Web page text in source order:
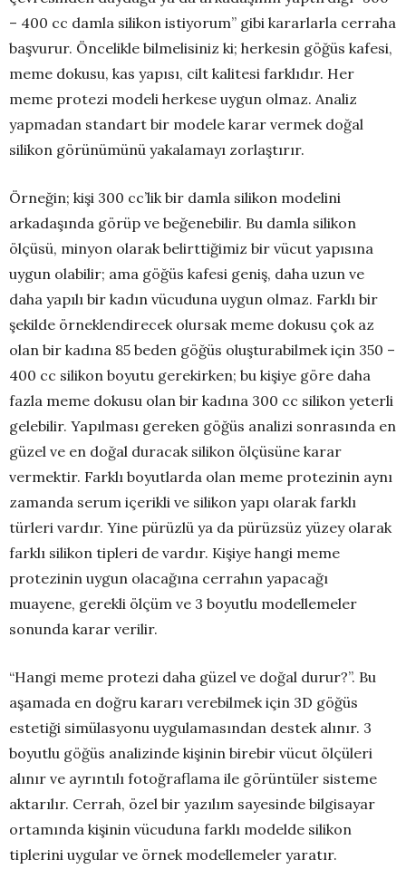
– 400 cc damla silikon istiyorum” gibi kararlarla cerraha
başvurur. Öncelikle bilmelisiniz ki; herkesin göğüs kafesi,
meme dokusu, kas yapısı, cilt kalitesi farklıdır. Her
meme protezi modeli herkese uygun olmaz. Analiz
yapmadan standart bir modele karar vermek doğal
silikon görünümünü yakalamayı zorlaştırır.
Örneğin; kişi 300 cc’lik bir damla silikon modelini
arkadaşında görüp ve beğenebilir. Bu damla silikon
ölçüsü, minyon olarak belirttiğimiz bir vücut yapısına
uygun olabilir; ama göğüs kafesi geniş, daha uzun ve
daha yapılı bir kadın vücuduna uygun olmaz. Farklı bir
şekilde örneklendirecek olursak meme dokusu çok az
olan bir kadına 85 beden göğüs oluşturabilmek için 350 –
400 cc silikon boyutu gerekirken; bu kişiye göre daha
fazla meme dokusu olan bir kadına 300 cc silikon yeterli
gelebilir. Yapılması gereken göğüs analizi sonrasında en
güzel ve en doğal duracak silikon ölçüsüne karar
vermektir. Farklı boyutlarda olan meme protezinin aynı
zamanda serum içerikli ve silikon yapı olarak farklı
türleri vardır. Yine pürüzlü ya da pürüzsüz yüzey olarak
farklı silikon tipleri de vardır. Kişiye hangi meme
protezinin uygun olacağına cerrahın yapacağı
muayene, gerekli ölçüm ve 3 boyutlu modellemeler
sonunda karar verilir.
“Hangi meme protezi daha güzel ve doğal durur?”. Bu
aşamada en doğru kararı verebilmek için 3D göğüs
estetiği simülasyonu uygulamasından destek alınır. 3
boyutlu göğüs analizinde kişinin birebir vücut ölçüleri
alınır ve ayrıntılı fotoğraflama ile görüntüler sisteme
aktarılır. Cerrah, özel bir yazılım sayesinde bilgisayar
ortamında kişinin vücuduna farklı modelde silikon
tiplerini uygular ve örnek modellemeler yaratır.